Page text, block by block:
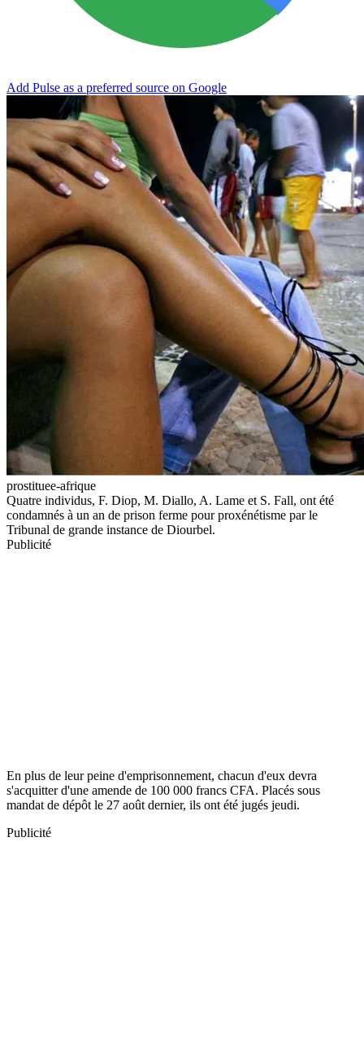
Add Pulse as a preferred source on Google
prostituee-afrique
Quatre individus, F. Diop, M. Diallo, A. Lame et S. Fall, ont été
condamnés à un an de prison ferme pour proxénétisme par le
Tribunal de grande instance de Diourbel.
Publicité
En plus de leur peine d'emprisonnement, chacun d'eux devra
s'acquitter d'une amende de 100 000 francs CFA. Placés sous
mandat de dépôt le 27 août dernier, ils ont été jugés jeudi.
Publicité